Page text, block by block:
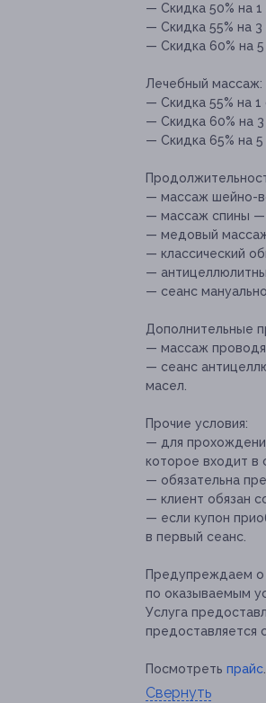
— Скидка 50% на
— Скидка 55% на
— Скидка 60% на
Лечебный массаж:
— Скидка 55% на
— Скидка 60% на
— Скидка 65% на
— массаж шейно-
— массаж спины —
— медовый
— классический
—
— сеанс
Дополнительные
— массаж
— сеанс
масел.
Прочие условия:
— для
которое входит в
— обязательна
— клиент обязан
— если купон
в первый сеанс.
Предупреждаем о
по оказываемым
Услуга
предоставляется
Посмотреть прайс
Свернуть